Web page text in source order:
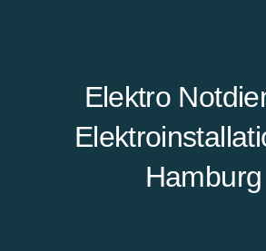
Elektro
Hamburg